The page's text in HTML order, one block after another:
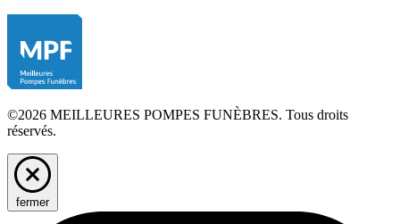
©2026 MEILLEURES POMPES FUNÈBRES. Tous droits
réservés.
fermer